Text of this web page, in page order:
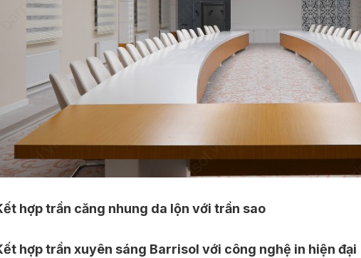
hợp trần căng nhung da lộn với trần sao
hợp trần xuyên sáng Barrisol với công nghệ in hiện đại